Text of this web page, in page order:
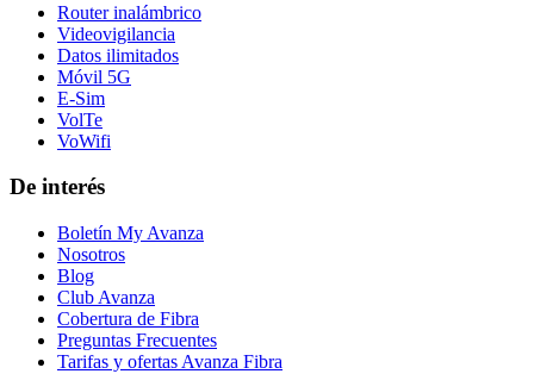
Router inalámbrico
Videovigilancia
Datos ilimitados
Móvil 5G
E-Sim
VolTe
VoWifi
De interés
Boletín My Avanza
Nosotros
Blog
Club Avanza
Cobertura de Fibra
Preguntas Frecuentes
Tarifas y ofertas Avanza Fibra